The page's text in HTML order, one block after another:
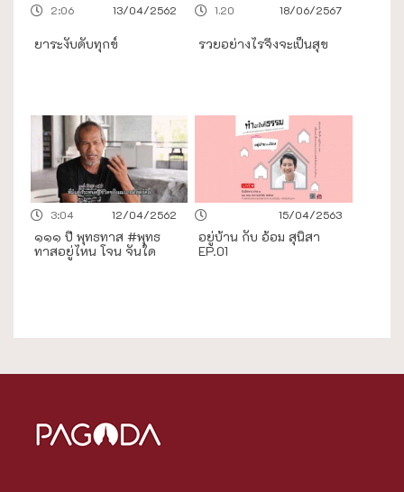
13/04/2562
2:06
ยาระงับดับทุกข์
18/06/2567
1.20
รวยอย่างไรจึงจะเป็นสุข
12/04/2562
3:04
๑๑๑ ปี พุทธทาส #พุทธ
ทาสอยู่ไหน โจน จันใด
15/04/2563
อยู่บ้าน กับ อ้อม สุนิสา
EP.01